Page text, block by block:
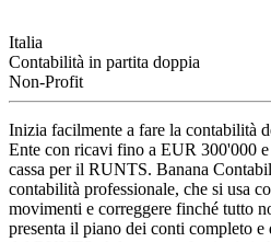
Italia
Contabilità in partita doppia
Non-Profit
Inizia facilmente a fare la contabilità
Ente con ricavi fino a EUR 300'000
cassa per il RUNTS. Banana
contabilità professionale, che si usa
movimenti e correggere finché tutto
presenta il piano dei conti completo e